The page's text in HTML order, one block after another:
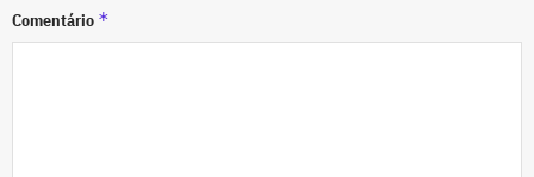
Comentário *